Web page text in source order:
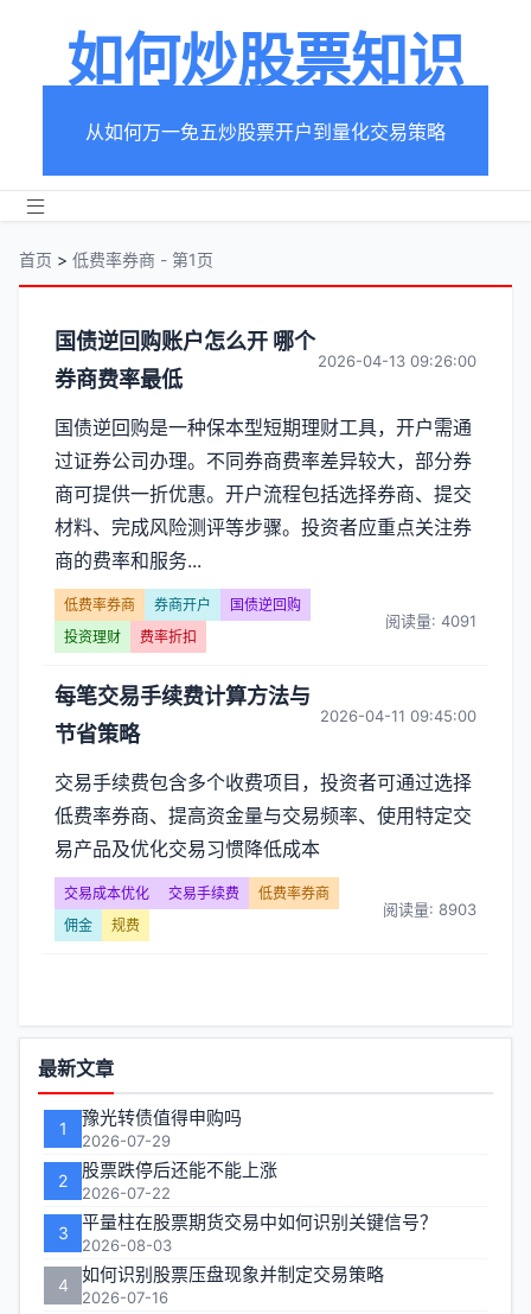
如何炒股票知识
从如何万一免五炒股票开户到量化交易策略
首页 > 低费率券商 - 第1页
分
类
【低
费
率
券
商】
文
章
列
表
第
国债逆回购账户怎么开 哪个
券商费率最低
2026-04-13 09:26:00
国债逆回购是一种保本型短期理财工具，开户需通
过证券公司办理。不同券商费率差异较大，部分券
商可提供一折优惠。开户流程包括选择券商、提交
材料、完成风险测评等步骤。投资者应重点关注券
商的费率和服务...
低费率券商 券商开户
国债逆回购
投资理财
费率折扣
阅读量: 4091
每笔交易手续费计算方法与
节省策略
2026-04-11 09:45:00
交易手续费包含多个收费项目，投资者可通过选择
低费率券商、提高资金量与交易频率、使用特定交
易产品及优化交易习惯降低成本
交易成本优化 交易手续费
低费率券商
佣金
规费
阅读量: 8903
功
能
区
最新文章
1 豫光转债值得申购吗
2026-07-29
2 股票跌停后还能不能上涨
2026-07-22
3 平量柱在股票期货交易中如何识别关键信号？
2026-08-03
4 如何识别股票压盘现象并制定交易策略
2026-07-16